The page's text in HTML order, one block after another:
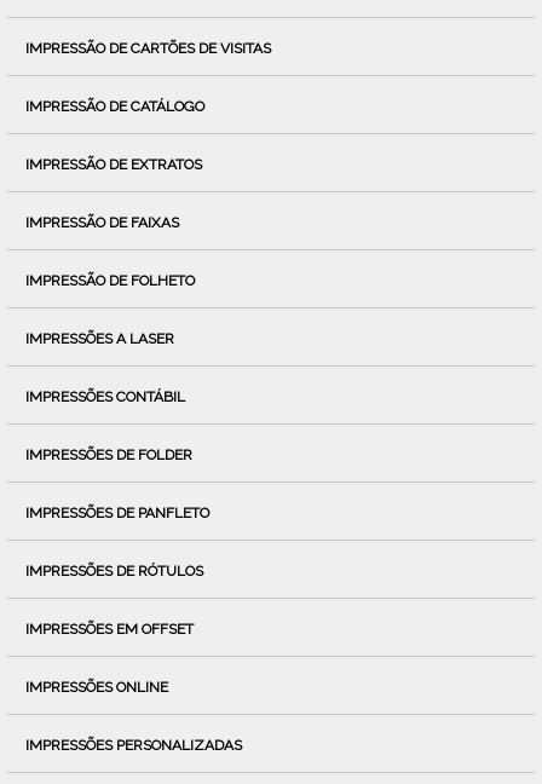
IMPRESSÃO DE CARTÕES DE VISITAS
IMPRESSÃO DE CATÁLOGO
IMPRESSÃO DE EXTRATOS
IMPRESSÃO DE FAIXAS
IMPRESSÃO DE FOLHETO
IMPRESSÕES A LASER
IMPRESSÕES CONTÁBIL
IMPRESSÕES DE FOLDER
IMPRESSÕES DE PANFLETO
IMPRESSÕES DE RÓTULOS
IMPRESSÕES EM OFFSET
IMPRESSÕES ONLINE
IMPRESSÕES PERSONALIZADAS